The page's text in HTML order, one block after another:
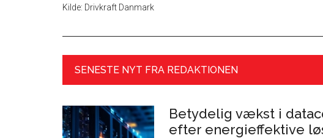
Kilde: Drivkraft Danmark
SENESTE NYT FRA REDAKTIONEN
Betydelig vækst i
efter energieffektive